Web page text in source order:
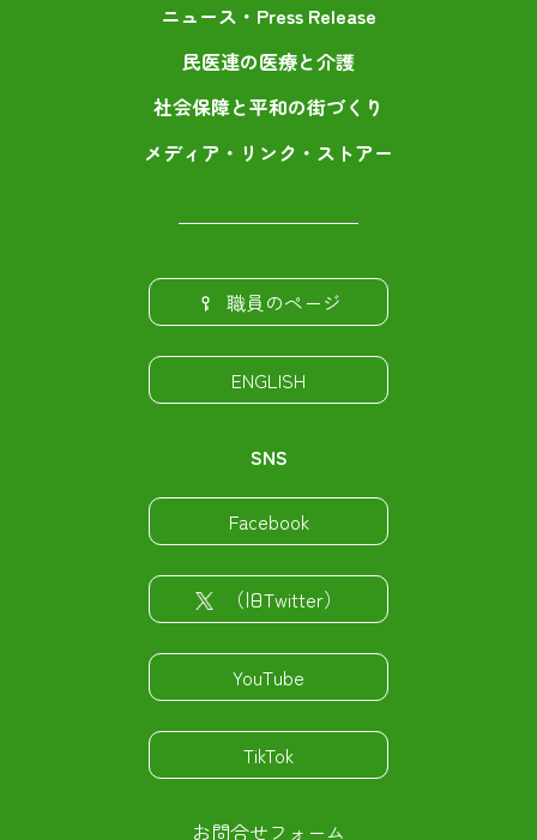
ニュース・Press Release
民医連の医療と介護
社会保障と平和の街づくり
メディア・リンク・ストアー
職員のページ
ENGLISH
SNS
Facebook
（旧Twitter）
YouTube
TikTok
お問合せフォーム